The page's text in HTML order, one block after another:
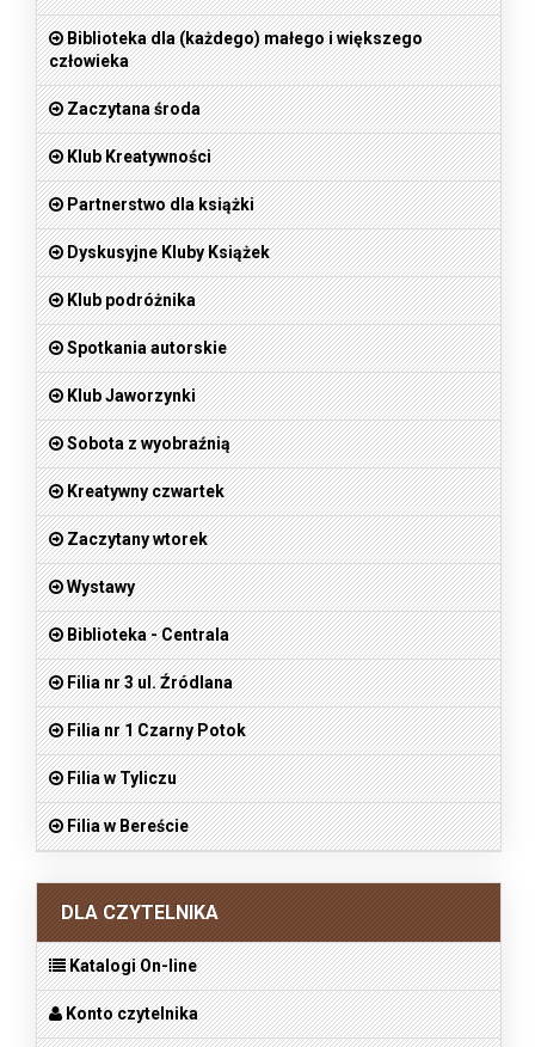
Biblioteka dla (każdego) małego i większego
człowieka
Zaczytana środa
Klub Kreatywności
Partnerstwo dla książki
Dyskusyjne Kluby Książek
Klub podróżnika
Spotkania autorskie
Klub Jaworzynki
Sobota z wyobraźnią
Kreatywny czwartek
Zaczytany wtorek
Wystawy
Biblioteka - Centrala
Filia nr 3 ul. Źródlana
Filia nr 1 Czarny Potok
Filia w Tyliczu
Filia w Bereście
DLA CZYTELNIKA
Katalogi On-line
Konto czytelnika